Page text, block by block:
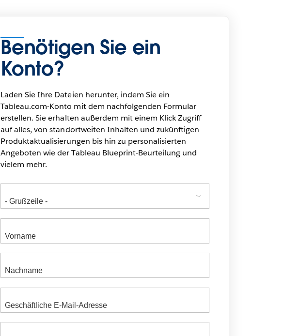
Benötigen Sie ein
Konto?
Laden Sie Ihre Dateien herunter, indem Sie ein
Tableau.com-Konto mit dem nachfolgenden Formular
erstellen. Sie erhalten außerdem mit einem Klick Zugriff
auf alles, von standortweiten Inhalten und zukünftigen
Produktaktualisierungen bis hin zu personalisierten
Angeboten wie der Tableau Blueprint-Beurteilung und
vielem mehr.